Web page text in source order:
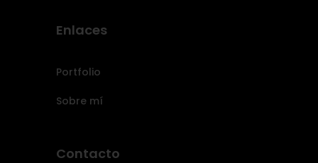
Enlaces
Portfolio
Sobre mí
Contacto